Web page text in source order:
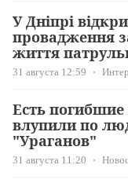
У Дніпрі
провадження
життя
31 августа 12:59
Есть
влупили по
"Ураганов"
31 августа 11:20